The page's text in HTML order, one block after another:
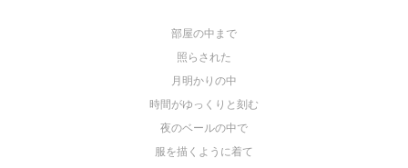
部屋の中まで
照らされた
月明かりの中
時間がゆっくりと刻む
夜のベールの中で
服を描くように着て